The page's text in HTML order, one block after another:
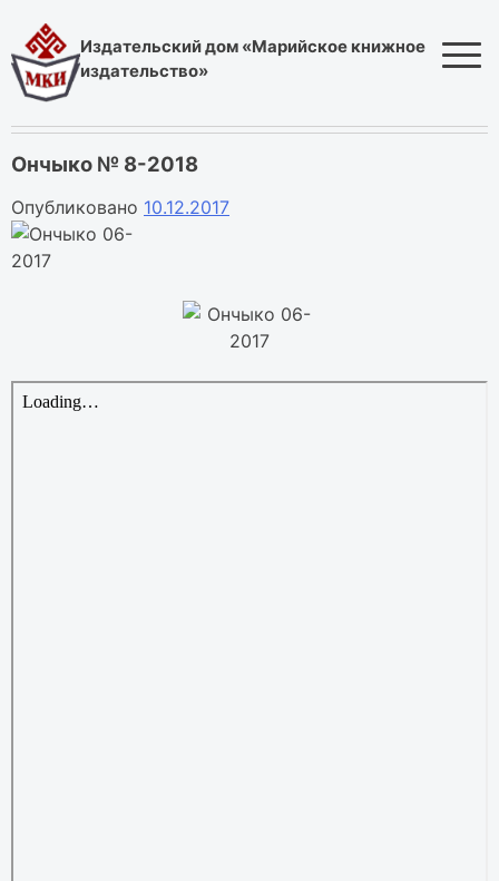
to
content
Издательский дом «Марийское книжное
издательство»
Ончыко № 8-2018
Опубликовано 10.12.2017